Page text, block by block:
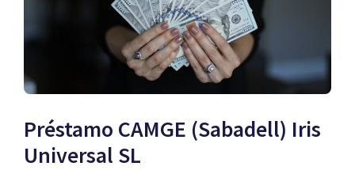
Préstamo CAMGE (Sabadell) Iris
Universal SL